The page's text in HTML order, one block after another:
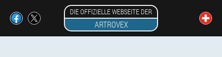
DIE OFFIZIELLE WEBSEITE DER
ARTROVEX